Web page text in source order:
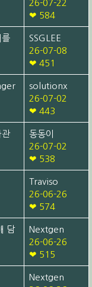
26-07-22
❤ 584
를
SSGLEE
26-07-08
❤ 451
solutionx
26-07-02
❤ 443
관
동동이
26-07-02
❤ 538
Traviso
26-06-26
❤ 574
담
Nextgen
26-06-26
❤ 515
Nextgen